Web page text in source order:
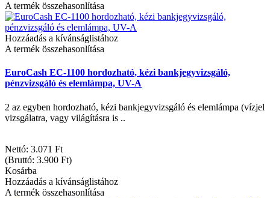
A termék összehasonlítása
Hozzáadás a kívánságlistához
A termék összehasonlítása
EuroCash EC-1100 hordozható, kézi bankjegyvizsgáló,
pénzvizsgáló és elemlámpa, UV-A
2 az egyben hordozható, kézi bankjegyvizsgáló és elemlámpa (vízjel
vizsgálatra, vagy világításra is ..
Nettó: 3.071 Ft
(Bruttó: 3.900 Ft)
Kosárba
Hozzáadás a kívánságlistához
A termék összehasonlítása